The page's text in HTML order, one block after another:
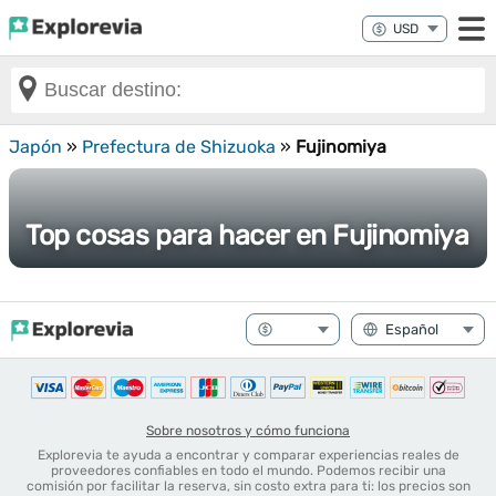
Japón » Prefectura de Shizuoka » Fujinomiya
Top cosas para hacer en Fujinomiya
Sobre nosotros y cómo funciona
Explorevia te ayuda a encontrar y comparar experiencias reales de
proveedores confiables en todo el mundo. Podemos recibir una
comisión por facilitar la reserva, sin costo extra para ti: los precios son